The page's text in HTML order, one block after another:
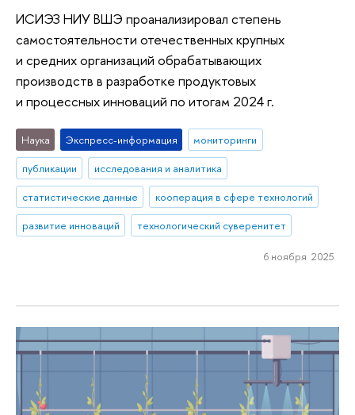
ИСИЭЗ НИУ ВШЭ проанализировал степень
самостоятельности отечественных крупных
и средних организаций обрабатывающих
производств в разработке продуктовых
и процессных инноваций по итогам 2024 г.
Наука Экспресс-информация
мониторинги
публикации
исследования и аналитика
статистические данные
кооперация в сфере технологий
развитие инноваций
технологический суверенитет
6 ноября 2025